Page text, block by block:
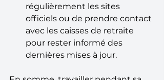
régulièrement les sites
officiels ou de prendre contact
avec les caisses de retraite
pour rester informé des
dernières mises à jour.